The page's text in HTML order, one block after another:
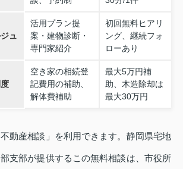
ュ
活用プラン提
案・建物診断・
専門家紹介
初回無料ヒアリ
ング、継続フォ
ローあり
空き家の相続登
記費用の補助、
解体費補助
最大5万円補
助、木造除却は
最大30万円
動産相談」を利用できます。静岡県宅地
支部が提供するこの無料相談は、市役所